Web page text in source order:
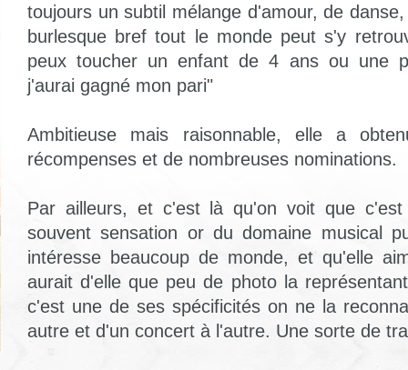
toujours un subtil mélange d'amour, de
burlesque bref tout le monde peut s'y
peux toucher un enfant de 4 ans ou une
j'aurai gagné mon pari"
Ambitieuse mais raisonnable, elle a
récompenses et de nombreuses nominations.
Par ailleurs, et c'est là qu'on voit que
souvent sensation or du domaine musical
intéresse beaucoup de monde, et qu'elle
aurait d'elle que peu de photo la
c'est une de ses spécificités on ne la
autre et d'un concert à l'autre. Une sorte de